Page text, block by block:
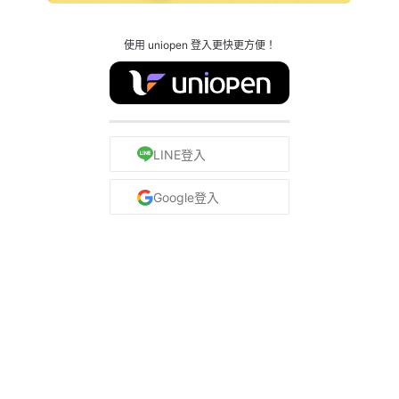
使用 uniopen 登入更快更方便！
LINE登入
Google登入